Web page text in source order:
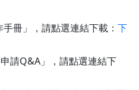
冊」，請點選連結下載： 下
請Q&A」，請點選連結下